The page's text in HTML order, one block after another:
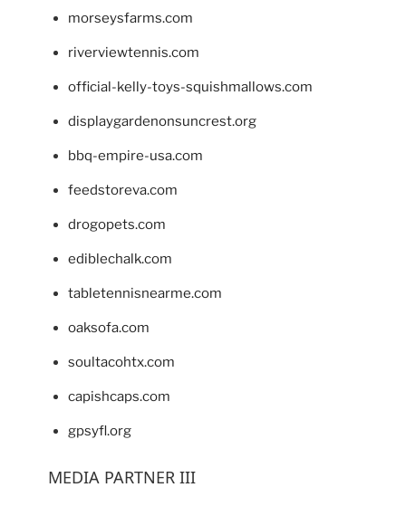
morseysfarms.com
riverviewtennis.com
official-kelly-toys-squishmallows.com
displaygardenonsuncrest.org
bbq-empire-usa.com
feedstoreva.com
drogopets.com
ediblechalk.com
tabletennisnearme.com
oaksofa.com
soultacohtx.com
capishcaps.com
gpsyfl.org
MEDIA PARTNER III